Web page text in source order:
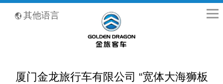
其他语言
厦门金龙旅行车有限公司 “宽体大海狮板